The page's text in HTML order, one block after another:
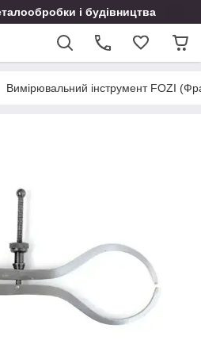
і будівництва
Вимірювальний інструмент FOZI